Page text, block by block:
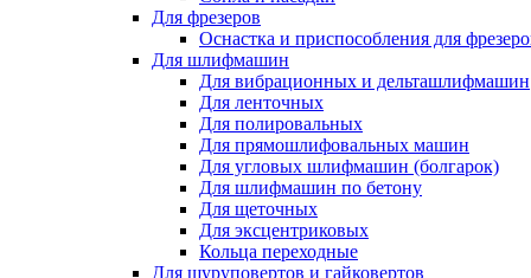
Для фрезеров
Оснастка и приспособления для
Для шлифмашин
Для вибрационных и дельташлифмашин
Для ленточных
Для полировальных
Для прямошлифовальных машин
Для угловых шлифмашин (болгарок)
Для шлифмашин по бетону
Для щеточных
Для эксцентриковых
Кольца переходные
Для шуруповертов и гайковертов